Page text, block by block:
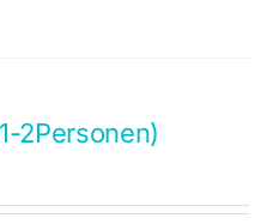
2Personen)